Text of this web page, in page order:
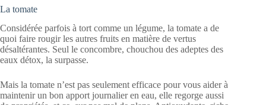
La tomate
Considérée parfois à tort comme un légume, la tomate a de
quoi faire rougir les autres fruits en matière de vertus
désaltérantes. Seul le concombre, chouchou des adeptes des
eaux détox, la surpasse.
Mais la tomate n’est pas seulement efficace pour vous aider à
maintenir un bon apport journalier en eau, elle regorge aussi